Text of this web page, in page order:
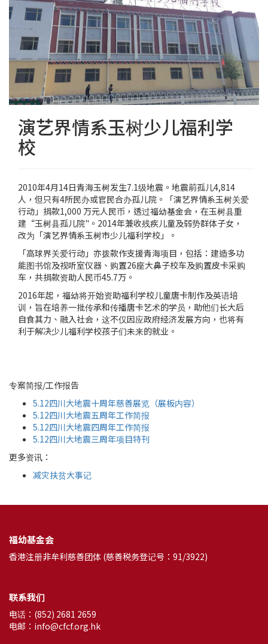
演艺界情系玉树少儿福利学
校
2010年4月14日青海玉树发生7.1级地震。地震前孤儿4,814
人，但只有4所民办或官民合办孤儿院。「演艺界情系玉树关爱
行动」捐款1,000 万元人民币，透过福幼基金会，在玉树县重
建“玉树县孤儿院"。2014年兼收残疾儿童及弱势群体子女，
改为「演艺界情系玉树市少儿福利学校」。
「高球界关爱行动」亦拨款作支援青海项目，包括：建造多功
能图书馆及视听室仪器、购置26座大鼻子校车及购置皮卡采购
车，共捐款资助人民币45.7万。
2016年起，福幼将开始资助福利学校儿童唐卡制作及英语培
训，旨在培养一批传承和传播唐卡艺术的学员，助他们长大后
自食其力、融入社会，这不仅因应政府经济发展方向，也将有
利于解决少儿福利学校孩子们未来的就业。
专案简报/工作报告
5.12四川大地震十周年慈善展览（展板内容）
5.12四川大地震五周年工作简报
5.12四川大地震四周年工作简报
5.12四川大地震三周年项目特刊
更多资讯：
减灾扶贫大事记
福幼基金会
香港注册非牟利慈善团体 (慈善税务登记号：91/3922)
联系我们
电话：(852) 2681 2659
电邮：info@cfcf.org.hk